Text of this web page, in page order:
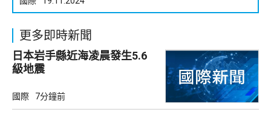
更多即時新聞
日本岩手縣近海凌晨發生5.6
級地震
國際 7分鐘前